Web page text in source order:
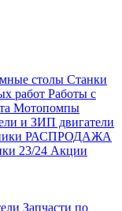
столы Станки
работ Работы с
Мотопомпы
и ЗИП двигатели
РАСПРОДАЖА
23/24 Акции
Запчасти по